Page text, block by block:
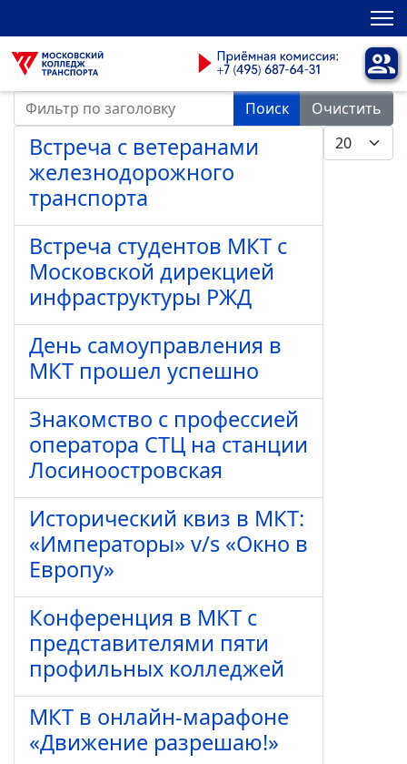
Фильтр по заголовку Поиск
Очистить
Кол-во
Встреча с ветеранами
железнодорожного
транспорта
Встреча студентов МКТ с
Московской дирекцией
инфраструктуры РЖД
День самоуправления в
МКТ прошел успешно
Знакомство с профессией
оператора СТЦ на станции
Лосиноостровская
Исторический квиз в МКТ:
«Императоры» v/s «Окно в
Европу»
Конференция в МКТ с
представителями пяти
профильных колледжей
МКТ в онлайн-марафоне
«Движение разрешаю!»